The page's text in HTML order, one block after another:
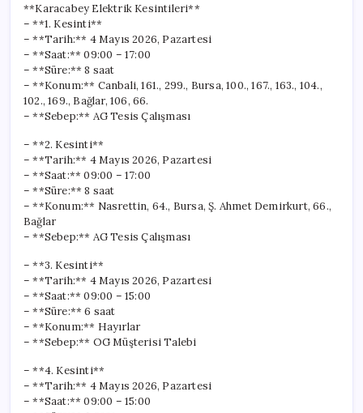
**Karacabey Elektrik Kesintileri**
– **1. Kesinti**
– **Tarih:** 4 Mayıs 2026, Pazartesi
– **Saat:** 09:00 – 17:00
– **Süre:** 8 saat
– **Konum:** Canbali, 161., 299., Bursa, 100., 167., 163., 104.,
102., 169., Bağlar, 106, 66.
– **Sebep:** AG Tesis Çalışması
– **2. Kesinti**
– **Tarih:** 4 Mayıs 2026, Pazartesi
– **Saat:** 09:00 – 17:00
– **Süre:** 8 saat
– **Konum:** Nasrettin, 64., Bursa, Ş. Ahmet Demirkurt, 66.,
Bağlar
– **Sebep:** AG Tesis Çalışması
– **3. Kesinti**
– **Tarih:** 4 Mayıs 2026, Pazartesi
– **Saat:** 09:00 – 15:00
– **Süre:** 6 saat
– **Konum:** Hayırlar
– **Sebep:** OG Müşterisi Talebi
– **4. Kesinti**
– **Tarih:** 4 Mayıs 2026, Pazartesi
– **Saat:** 09:00 – 15:00